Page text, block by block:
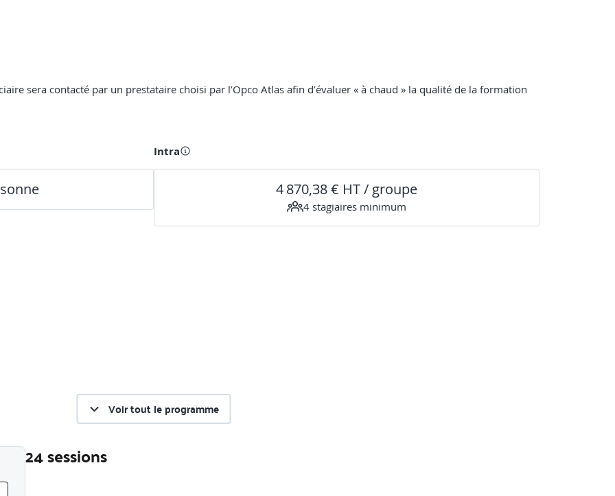
sera contacté par un prestataire choisi par l’Opco Atlas afin d’évaluer « à chaud » la qualité de la formation
Intra
4 870,38 € HT / groupe
4 stagiaires minimum
Voir tout le programme
24 sessions